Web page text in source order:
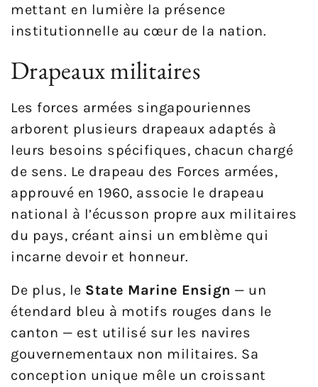
mettant en lumière la présence
institutionnelle au cœur de la nation.
Drapeaux militaires
Les forces armées singapouriennes
arborent plusieurs drapeaux adaptés à
leurs besoins spécifiques, chacun chargé
de sens. Le drapeau des Forces armées,
approuvé en 1960, associe le drapeau
national à l’écusson propre aux militaires
du pays, créant ainsi un emblème qui
incarne devoir et honneur.
De plus, le State Marine Ensign — un
étendard bleu à motifs rouges dans le
canton — est utilisé sur les navires
gouvernementaux non militaires. Sa
conception unique mêle un croissant